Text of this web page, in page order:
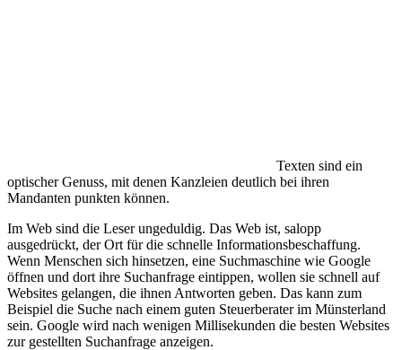
Texten sind ein
optischer Genuss, mit denen Kanzleien deutlich bei ihren
Mandanten punkten können.
Im Web sind die Leser ungeduldig. Das Web ist, salopp
ausgedrückt, der Ort für die schnelle Informationsbeschaffung.
Wenn Menschen sich hinsetzen, eine Suchmaschine wie Google
öffnen und dort ihre Suchanfrage eintippen, wollen sie schnell auf
Websites gelangen, die ihnen Antworten geben. Das kann zum
Beispiel die Suche nach einem guten Steuerberater im Münsterland
sein. Google wird nach wenigen Millisekunden die besten Websites
zur gestellten Suchanfrage anzeigen.